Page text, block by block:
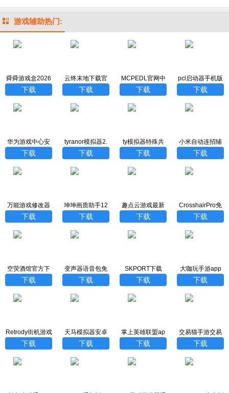
游戏辅助热门:
舜舜游戏盒2026
最新版
下载
云终末地下载官
方最新版
下载
MCPEDL官网中
文汉化版
下载
pcl启动器手机版
下载
下载
华为游戏中心安
装
下载
tyranor模拟器2.
3.3版
下载
ty模拟器特殊共
存版
下载
小米自动连招辅
助器最新版
下载
万能游戏修改器
免root版
下载
坤坤画质助手12
0帧广角
下载
趣点云游戏最新
版
下载
CrosshairPro免
费下载
下载
空荧酒馆官方下
载
下载
变声器语音包免
费版本
下载
SKPORT下载
下载
大咖玩手游app
下载
Retrody街机游戏
模拟器
下载
天马模拟器安卓
版下载
下载
掌上英雄联盟ap
p官方下载安装最
下载
交易猫手游交易
平台
下载